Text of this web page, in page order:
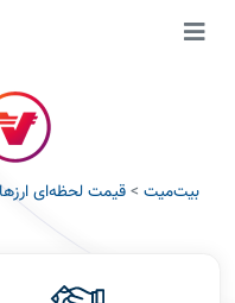
بیت‌میت >قیمت لحظه‌ای